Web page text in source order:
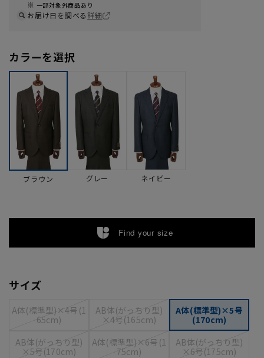
一部対象外商品あり
お届け日を調べる詳細
カラーを選択
ブラウン グレー ネイビー
Find your size
サイズ
A体(標準型)×4号(1
65cm)
AB体(がっちり型)
×4号(165cm)
A体(標準型)×5号
(170cm)
AB体(がっちり型)
×5号(170cm)
A体(標準型)×6号(1
75cm)
AB体(がっちり型)
×6号(175cm)